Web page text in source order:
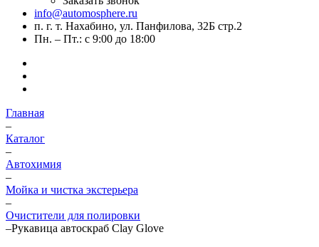
info@automosphere.ru
п. г. т. Нахабино, ул. Панфилова, 32Б стр.2
Пн. – Пт.: с 9:00 до 18:00
Главная
–
Каталог
–
Автохимия
–
Мойка и чистка экстерьера
–
Очистители для полировки
–Рукавица автоскраб Clay Glove